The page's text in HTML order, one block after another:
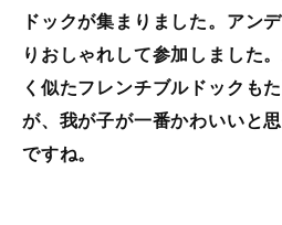
ドックが集まりました。アン
りおしゃれして参加しました
く似たフレンチブルドックも
が、我が子が一番かわいいと
ですね。